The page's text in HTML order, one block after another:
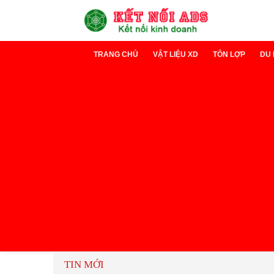
TRANG CHỦ VẬT LIỆU XD TÔN LỢP DU
TIN MỚI